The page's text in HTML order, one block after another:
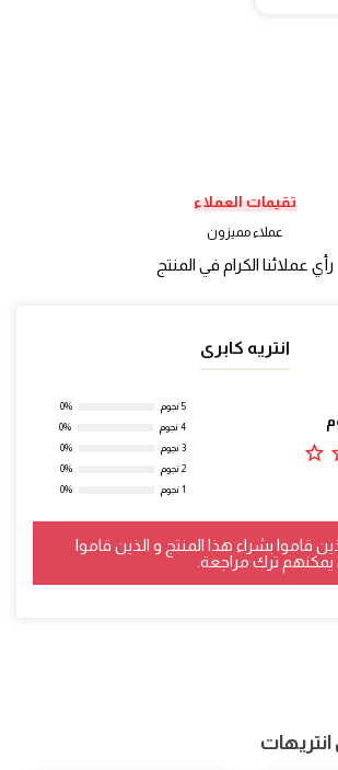
تقيمات العملاء
عملاء مميزون
رأي عملائنا الكرام في المنتج
انتريه كابرى
star_outline
5 نجوم
0%
4 نجوم
0%
3 نجوم
0%
2 نجوم
0%
1 نجوم
0%
قاموا بشراء هذا المنتج و الذين قاموا
ترك مراجعة.